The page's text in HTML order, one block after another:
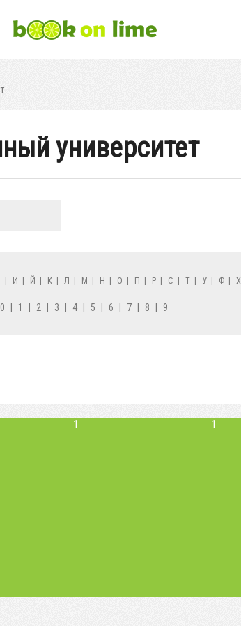
университет
| И | Й | К | Л | М | Н | О | П | Р | С | Т | У | Ф |
0 1 2 3 4 5 6 7 8 9
1 1